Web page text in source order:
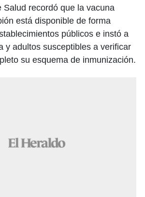
Salud recordó que la vacuna
está disponible de forma
públicos e instó a
y adultos susceptibles a verificar
su esquema de inmunización.